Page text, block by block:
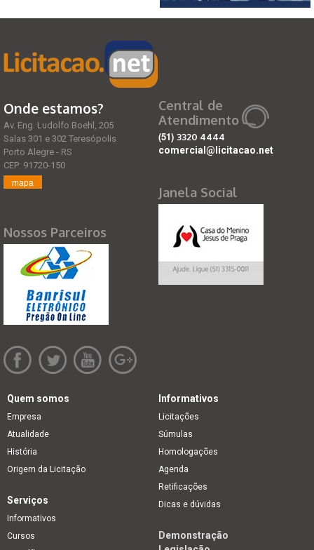
Onde estamos?
Av. Eng. Ludolfo Boehl, 205
Salas 301 e 302 Teresópolis
Porto Alegre - RS
CEP: 91720-150
mapa
Nossos Parceiros
Central de
Atendimento
(51) 3320 4444
comercial@licitacao.net
Janela Social
Quem somos
Empresa
Atualidade
História
Origem da Licitação
Informativos
Licitações
Súmulas
Homologações
Agenda
Retificações
Dicas e dúvidas
Serviços
Informativos
Cursos
Demonstração